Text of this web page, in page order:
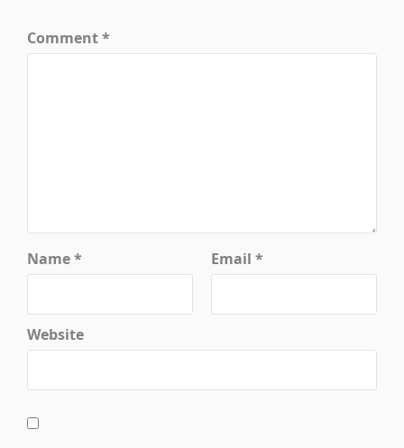
Comment*
Name* Email *
Website